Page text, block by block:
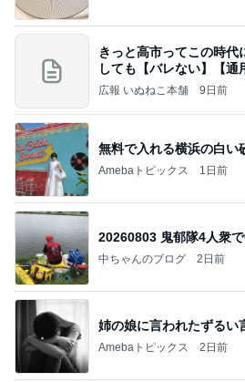
きっと高市ってこの時
しても【バレない】【
だろ
広報 いぬねこ本舗 9日前
無料で入れる横浜の白い
Amebaトピックス 1日前
20260803 鬼郁隊
中ちゃんのブログ 2日前
姉の娘に言われたずるい
Amebaトピックス 2日前